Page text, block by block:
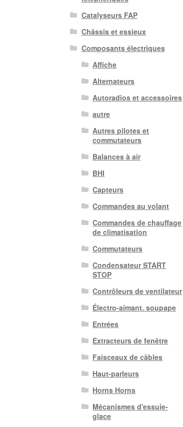
Catalyseurs FAP
Châssis et essieux
Composants électriques
Affiche
Alternateurs
Autoradios et accessoires
autre
Autres pilotes et
commutateurs
Balances à air
BHI
Capteurs
Commandes au volant
Commandes de chauffage
de climatisation
Commutateurs
Condensateur START
STOP
Contrôleurs de ventilateur
Électro-aimant. soupape
Entrées
Extracteurs de fenêtre
Faisceaux de câbles
Haut-parleurs
Horns Horns
Mécanismes d'essuie-
glace